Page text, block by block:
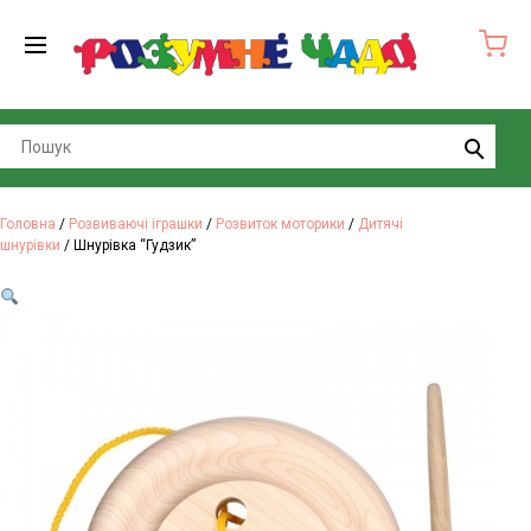
Головна / Розвиваючі іграшки / Розвиток моторики / Дитячі
шнурівки / Шнурівка “Гудзик”